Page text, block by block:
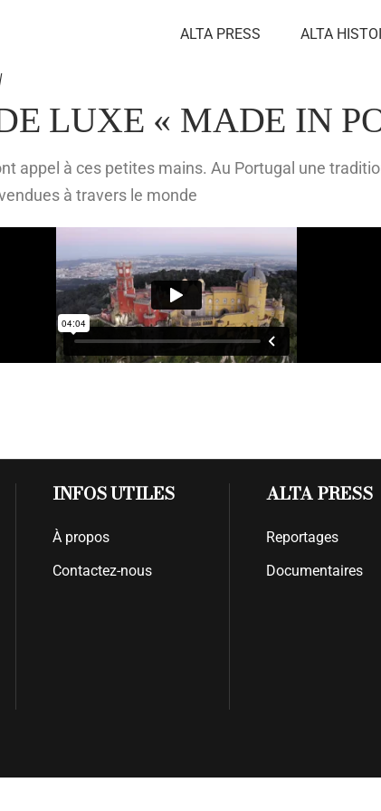
ALTA PRESS ALTA
LUXE « MADE IN
appel à ces petites mains. Au Portugal une
à travers le monde
INFOS UTILES
À propos
Contactez-nous
ALTA PRESS
Reportages
Documentaires